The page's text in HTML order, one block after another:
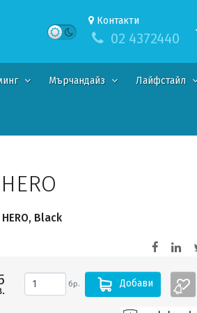
Контакти
02 4372440
Мърчандайз Лайфстайл
Black
бр. Добави